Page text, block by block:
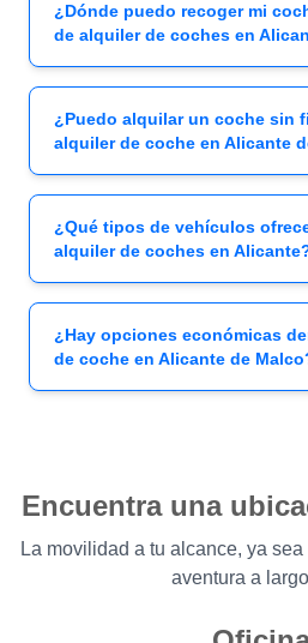
¿Dónde puedo recoger mi
de alquiler de coches en
¿Puedo alquilar un coche sin
alquiler de coche en Alicante
¿Qué tipos de vehículos
alquiler de coches en
¿Hay opciones económicas
de coche en Alicante de
Encuentra una
La movilidad a tu alcance, ya
aventura a